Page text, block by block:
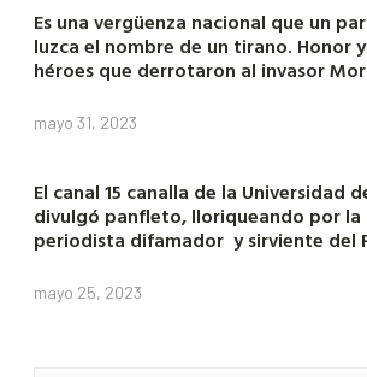
Es una vergüenza nacional que un
luzca el nombre de un tirano. Honor
héroes que derrotaron al invasor
mayo 31, 2023
El canal 15 canalla de la Universidad
divulgó panfleto, lloriqueando por la
periodista difamador y sirviente del
mayo 25, 2023